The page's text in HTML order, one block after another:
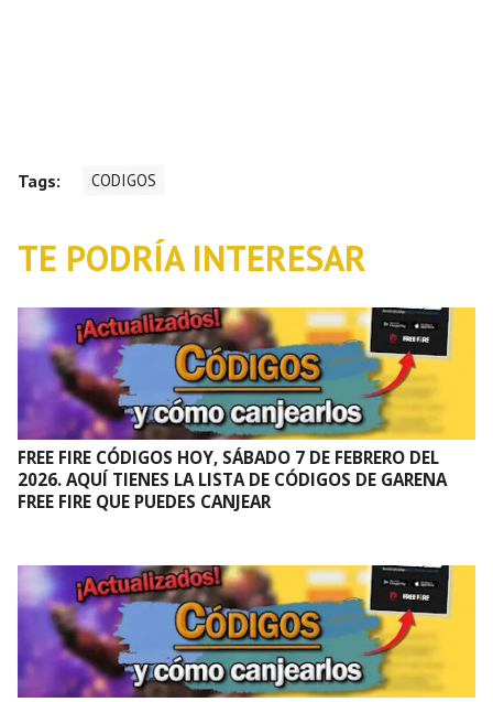
Tags: CODIGOS
TE PODRÍA INTERESAR
FREE FIRE CÓDIGOS HOY, SÁBADO 7 DE FEBRERO DEL
2026. AQUÍ TIENES LA LISTA DE CÓDIGOS DE GARENA
FREE FIRE QUE PUEDES CANJEAR